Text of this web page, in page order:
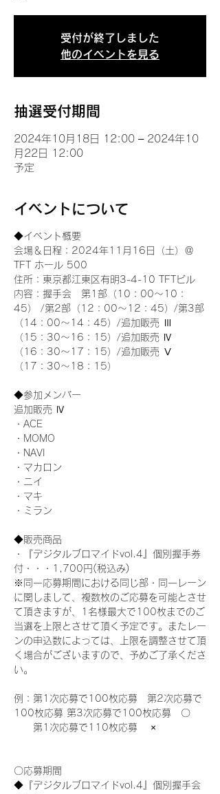
受付が終了しました
他のイベントを見る
抽選受付期間
2024年10月18日 12:00 – 2024年10
月22日 12:00
予定
イベントについて
◆イベント概要
会場＆日程：2024年11月16日（土）＠
TFT ホール 500
住所：東京都江東区有明3-4-10 TFTビル
内容：握手会　第1部（10：00～10：
45） /第2部（12：00～12：45）/第3部
（14：00～14：45）/追加販売 Ⅲ
（15：30～16：15）/追加販売 Ⅳ
（16：30～17：15）/追加販売 Ⅴ
（17：30～18：15）
◆参加メンバー
追加販売 Ⅳ
・ACE
・MOMO
・NAVI
・マカロン
・ニイ
・マキ
・ミラン
◆販売商品
・『デジタルブロマイドvol.4』個別握手券
付・・・1,700円(税込み)
※同一応募期間における同じ部・同一レーン
に関しまして、複数枚のご応募を可能とさせ
て頂きますが、1名様最大で100枚までのご
当選を上限とさせて頂く予定です。またレー
ンの申込数によっては、上限を調整させて頂
く場合がございますので、予めご了承くださ
い。
例：第1次応募で100枚応募　第2次応募で
100枚応募 第3次応募で100枚応募　〇
第1次応募で110枚応募　 ×
〇応募期間
◆『デジタルブロマイドvol.4』個別握手会